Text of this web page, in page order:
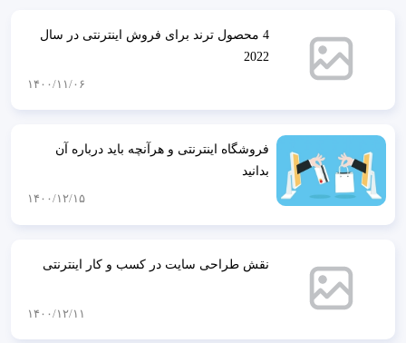
4 محصول ترند برای فروش اینترنتی در سال
2022
۱۴۰۰/۱۱/۰۶
فروشگاه اینترنتی و هرآنچه باید درباره آن
بدانید
۱۴۰۰/۱۲/۱۵
نقش طراحی سایت در کسب و کار اینترنتی
۱۴۰۰/۱۲/۱۱